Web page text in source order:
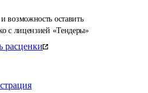
возможность оставить
с лицензией «Тендеры»
расценки